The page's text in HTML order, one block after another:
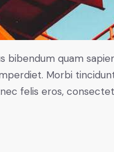
quam
Morbi
felis eros,